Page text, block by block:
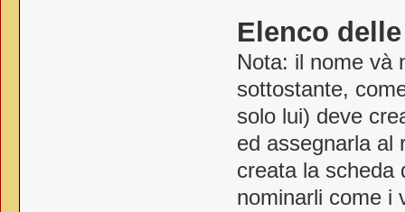
Elenco
Nota: il nome và
sottostante,
solo lui) deve
ed assegnarla al
creata la scheda
nominarli come i